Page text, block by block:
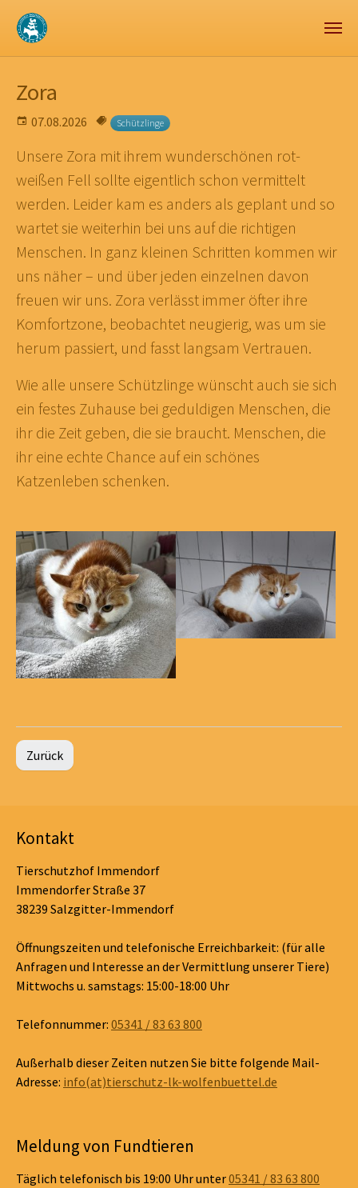
Zum Hauptinhalt springen
Skip to page footer
Zora
07.08.2026 Schützlinge
Unsere Zora mit ihrem wunderschönen rot-
weißen Fell sollte eigentlich schon vermittelt
werden. Leider kam es anders als geplant und so
wartet sie weiterhin bei uns auf die richtigen
Menschen. In ganz kleinen Schritten kommen wir
uns näher – und über jeden einzelnen davon
freuen wir uns. Zora verlässt immer öfter ihre
Komfortzone, beobachtet neugierig, was um sie
herum passiert, und fasst langsam Vertrauen.
Wie alle unsere Schützlinge wünscht auch sie sich
ein festes Zuhause bei geduldigen Menschen, die
ihr die Zeit geben, die sie braucht. Menschen, die
ihr eine echte Chance auf ein schönes
Katzenleben schenken.
Show larger version Show larger version
Zurück
Kontakt
Tierschutzhof Immendorf
Immendorfer Straße 37
38239 Salzgitter-Immendorf
Öffnungszeiten und telefonische Erreichbarkeit: (für alle
Anfragen und Interesse an der Vermittlung unserer Tiere)
Mittwochs u. samstags: 15:00-18:00 Uhr
Telefonnummer: 05341 / 83 63 800
Außerhalb dieser Zeiten nutzen Sie bitte folgende Mail-
Adresse: info(at)tierschutz-lk-wolfenbuettel.de
Meldung von Fundtieren
Täglich telefonisch bis 19:00 Uhr unter05341 / 83 63 800